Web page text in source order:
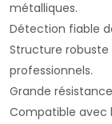
métalliques.
Détection fiable
Structure
professionnels.
Grande
Compatible avec